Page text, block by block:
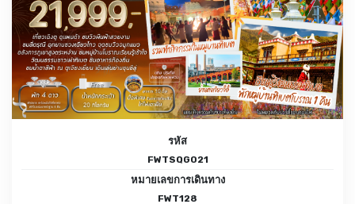
รหัส
FWTSQG021
หมายเลขการเดินทาง
FWT128